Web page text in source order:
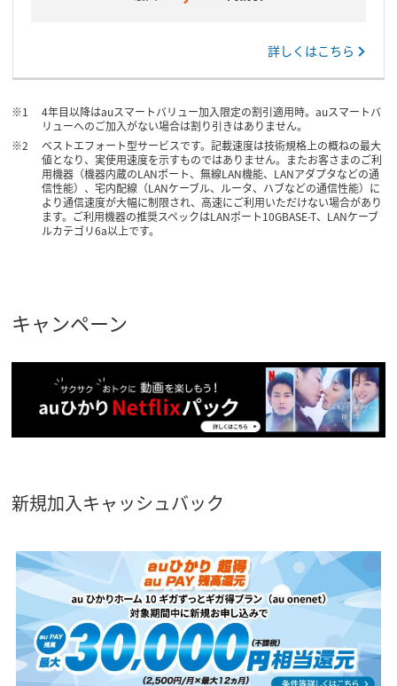
詳しくはこちら
4年目以降はauスマートバリュー加入限定の割引適用時。auスマートバ
リューへのご加入がない場合は割り引きはありません。
ベストエフォート型サービスです。記載速度は技術規格上の概ねの最大
値となり、実使用速度を示すものではありません。またお客さまのご利
用機器（機器内蔵のLANポート、無線LAN機能、LANアダプタなどの通
信性能）、宅内配線（LANケーブル、ルータ、ハブなどの通信性能）に
より通信速度が大幅に制限され、高速にご利用いただけない場合があり
ます。ご利用機器の推奨スペックはLANポート10GBASE-T、LANケーブ
ルカテゴリ6a以上です。
キャンペーン
新規加入キャッシュバック